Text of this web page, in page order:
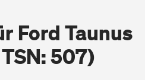
Ford Taunus
507)